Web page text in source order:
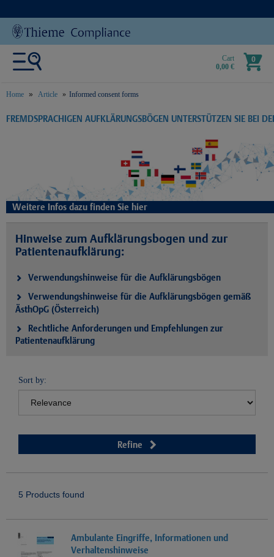
Cart
0,00 €
0
Home Article Informed consent forms
text.skipToContent
text.skipToNavigation
FREMDSPRACHIGEN AUFKLÄRUNGSBÖGEN UNTERSTÜTZEN SIE BEI
Weitere Infos dazu finden Sie hier
Hinweise zum Aufklärungsbogen und zur
Patientenaufklärung:
Verwendungshinweise für die Aufklärungsbögen
Verwendungshinweise für die Aufklärungsbögen gemäß
ÄsthOpG (Österreich)
Rechtliche Anforderungen und Empfehlungen zur
Patientenaufklärung
Sort by:
Refine
5 Products found
Ambulante Eingriffe, Informationen und
Verhaltenshinweise